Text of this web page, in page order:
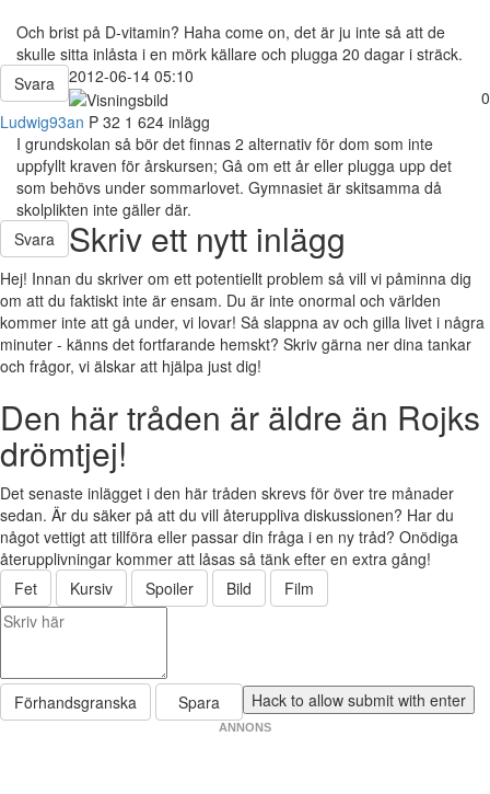
Och brist på D-vitamin? Haha come on, det är ju inte så att de
skulle sitta inlåsta i en mörk källare och plugga 20 dagar i sträck.
Svara
2012-06-14 05:10
0
Ludwig93an P 32 1 624 inlägg
I grundskolan så bör det finnas 2 alternativ för dom som inte
uppfyllt kraven för årskursen; Gå om ett år eller plugga upp det
som behövs under sommarlovet. Gymnasiet är skitsamma då
skolplikten inte gäller där.
Svara
Skriv ett nytt inlägg
Hej! Innan du skriver om ett potentiellt problem så vill vi påminna dig
om att du faktiskt inte är ensam. Du är inte onormal och världen
kommer inte att gå under, vi lovar! Så slappna av och gilla livet i några
minuter - känns det fortfarande hemskt? Skriv gärna ner dina tankar
och frågor, vi älskar att hjälpa just dig!
Den här tråden är äldre än Rojks
drömtjej!
Det senaste inlägget i den här tråden skrevs för över tre månader
sedan. Är du säker på att du vill återuppliva diskussionen? Har du
något vettigt att tillföra eller passar din fråga i en ny tråd? Onödiga
återupplivningar kommer att låsas så tänk efter en extra gång!
Fet
Kursiv Spoiler Bild Film
Förhandsgranska Spara
ANNONS